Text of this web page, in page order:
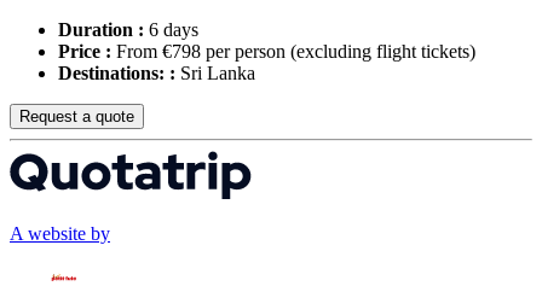
Duration : 6 days
Price : From €798 per person (excluding flight tickets)
Destinations: : Sri Lanka
Request a quote
A website by